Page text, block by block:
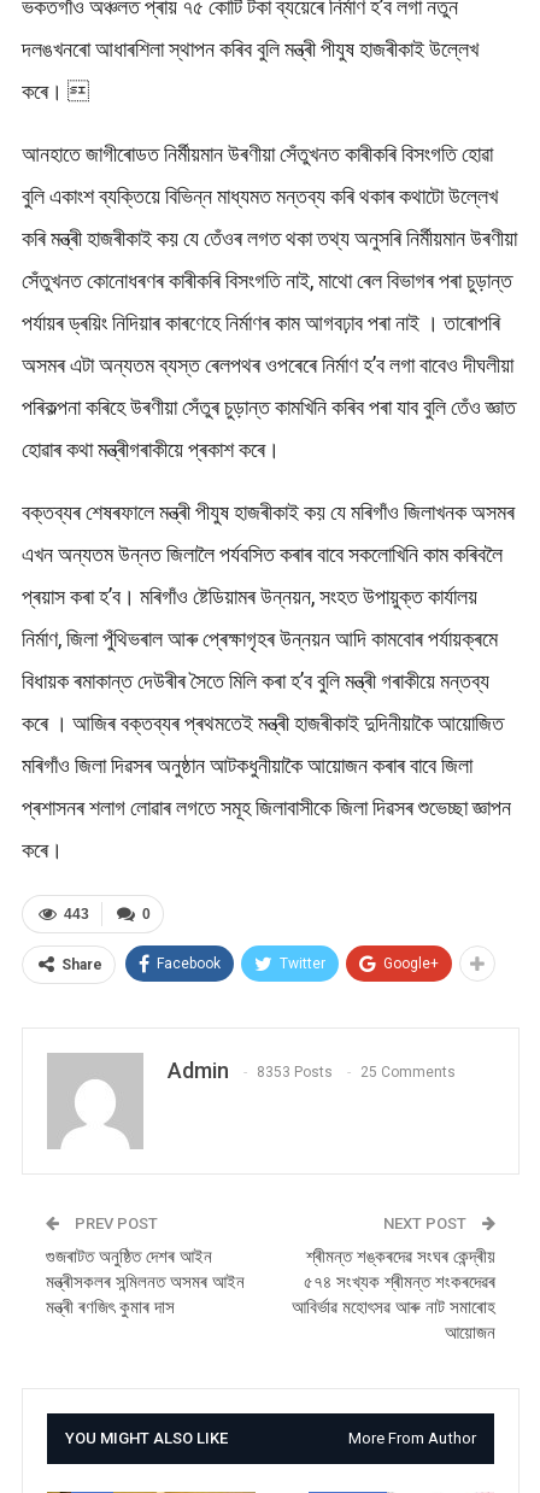
ভকতগাঁও অঞ্চলত প্ৰায় ৭৫ কোটি টকা ব্যয়েৰে নিৰ্মাণ হ’ব লগা নতুন
দলঙখনৰো আধাৰশিলা স্থাপন কৰিব বুলি মন্ত্ৰী পীযুষ হাজৰীকাই উল্লেখ
কৰে। 
আনহাতে জাগীৰোডত নিৰ্মীয়মান উৰণীয়া সেঁতুখনত কাৰীকৰি বিসংগতি হোৱা
বুলি একাংশ ব্যক্তিয়ে বিভিন্ন মাধ্যমত মন্তব্য কৰি থকাৰ কথাটো উল্লেখ
কৰি মন্ত্ৰী হাজৰীকাই কয় যে তেঁওৰ লগত থকা তথ্য অনুসৰি নিৰ্মীয়মান উৰণীয়া
সেঁতুখনত কোনোধৰণৰ কাৰীকৰি বিসংগতি নাই, মাথো ৰেল বিভাগৰ পৰা চুড়ান্ত
পৰ্যায়ৰ ড্ৰয়িং নিদিয়াৰ কাৰণেহে নিৰ্মাণৰ কাম আগবঢ়াব পৰা নাই । তাৰোপৰি
অসমৰ এটা অন্যতম ব্যস্ত ৰেলপথৰ ওপৰেৰে নিৰ্মাণ হ’ব লগা বাবেও দীঘলীয়া
পৰিকল্পনা কৰিহে উৰণীয়া সেঁতুৰ চুড়ান্ত কামখিনি কৰিব পৰা যাব বুলি তেঁও জ্ঞাত
হোৱাৰ কথা মন্ত্ৰীগৰাকীয়ে প্ৰকাশ কৰে।
বক্তব্যৰ শেষৰফালে মন্ত্ৰী পীযুষ হাজৰীকাই কয় যে মৰিগাঁও জিলাখনক অসমৰ
এখন অন্যতম উন্নত জিলালৈ পৰ্যবসিত কৰাৰ বাবে সকলোখিনি কাম কৰিবলৈ
প্ৰয়াস কৰা হ’ব। মৰিগাঁও ষ্টেডিয়ামৰ উন্নয়ন, সংহত উপায়ুক্ত কাৰ্যালয়
নিৰ্মাণ, জিলা পুঁথিভৰাল আৰু প্ৰেক্ষাগৃহৰ উন্নয়ন আদি কামবোৰ পৰ্যায়ক্ৰমে
বিধায়ক ৰমাকান্ত দেউৰীৰ সৈতে মিলি কৰা হ’ব বুলি মন্ত্ৰী গৰাকীয়ে মন্তব্য
কৰে । আজিৰ বক্তব্যৰ প্ৰথমতেই মন্ত্ৰী হাজৰীকাই দুদিনীয়াকৈ আয়োজিত
মৰিগাঁও জিলা দিৱসৰ অনুষ্ঠান আটকধুনীয়াকৈ আয়োজন কৰাৰ বাবে জিলা
প্ৰশাসনৰ শলাগ লোৱাৰ লগতে সমূহ জিলাবাসীকে জিলা দিৱসৰ শুভেচ্ছা জ্ঞাপন
কৰে।
0
443
Share Facebook Twitter Google+
Admin 8353 Posts 25 Comments
PREV POST
গুজৰাটত অনুষ্ঠিত দেশৰ আইন
মন্ত্ৰীসকলৰ সন্মিলনত অসমৰ আইন
মন্ত্ৰী ৰণজিৎ কুমাৰ দাস
NEXT POST
শ্ৰীমন্ত শঙ্কৰদেৱ সংঘৰ কেন্দ্ৰীয়
৫৭৪ সংখ্যক শ্ৰীমন্ত শংকৰদেৱৰ
আবিৰ্ভাৱ মহোৎসৱ আৰু নাট সমাৰোহ
আয়োজন
YOU MIGHT ALSO LIKE More From Author